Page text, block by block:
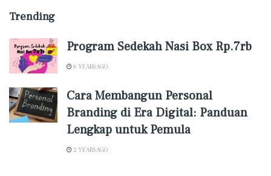
Trending
Program Sedekah Nasi Box Rp.7rb
6 YEARS AGO
Cara Membangun Personal
Branding di Era Digital: Panduan
Lengkap untuk Pemula
2 YEARS AGO